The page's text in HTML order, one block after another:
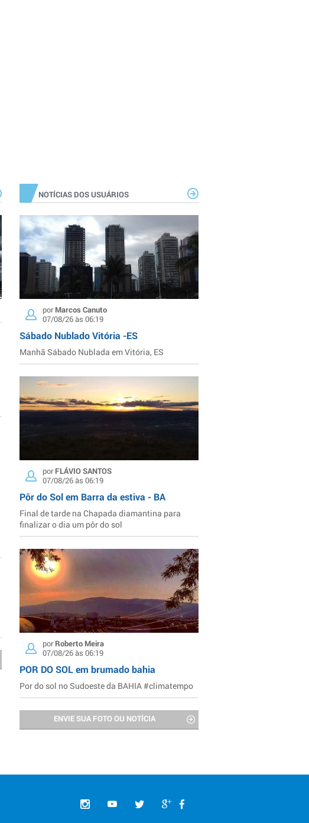
NOTÍCIAS DOS USUÁRIOS
porMarcos Canuto
07/08/26 às 06:19
Sábado Nublado Vitória -ES
Manhã Sábado Nublada em Vitória, ES
porFLÁVIO SANTOS
07/08/26 às 06:19
Pôr do Sol em Barra da estiva - BA
Final de tarde na Chapada diamantina para
finalizar o dia um pôr do sol
porRoberto Meira
07/08/26 às 06:19
POR DO SOL em brumado bahia
Por do sol no Sudoeste da BAHIA #climatempo
ENVIE SUA FOTO OU NOTÍCIA